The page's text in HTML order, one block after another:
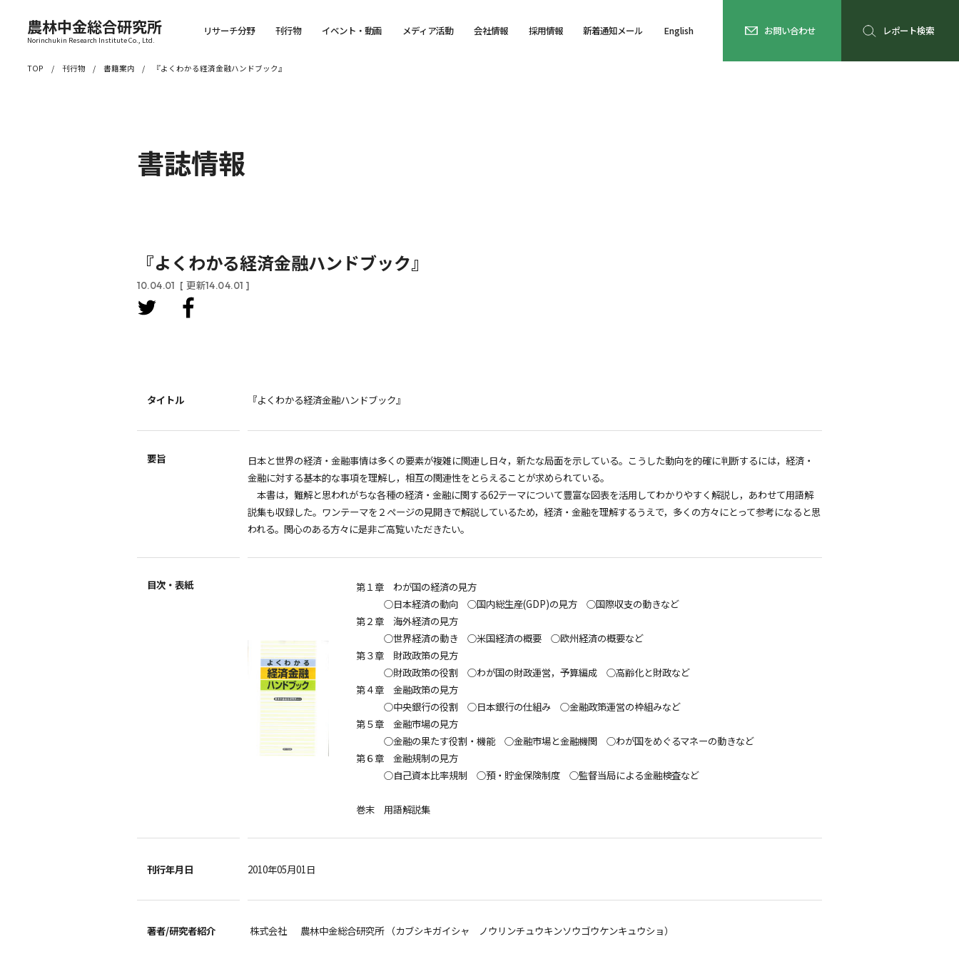
農林中金総合研究所
Norinchukin Research Institute Co., Ltd.
リサーチ分野 刊行物 イベント・動画 メディア活動 会社情報 採用情報 新着通知メール English お問い合わせ レポート検索
TOP 刊行物 書籍案内 『よくわかる経済金融ハンドブック』
書誌情報
『よくわかる経済金融ハンドブック』
10.04.01 [ 更新14.04.01 ]
タイトル 『よくわかる経済金融ハンドブック』
要旨
日本と世界の経済・金融事情は多くの要素が複雑に関連し日々，新たな局面を示している。こうした動向を的確に判断するには，経済・
金融に対する基本的な事項を理解し，相互の関連性をとらえることが求められている。
本書は，難解と思われがちな各種の経済・金融に関する62テーマについて豊富な図表を活用してわかりやすく解説し，あわせて用語解
説集も収録した。ワンテーマを２ページの見開きで解説しているため，経済・金融を理解するうえで，多くの方々にとって参考になると思
われる。関心のある方々に是非ご高覧いただきたい。
目次・表紙
第１章 わが国の経済の見方
○日本経済の動向 ○国内総生産(GDP)の見方 ○国際収支の動きなど
第２章 海外経済の見方
○世界経済の動き ○米国経済の概要 ○欧州経済の概要など
第３章 財政政策の見方
○財政政策の役割 ○わが国の財政運営，予算編成 ○高齢化と財政など
第４章 金融政策の見方
○中央銀行の役割 ○日本銀行の仕組み ○金融政策運営の枠組みなど
第５章 金融市場の見方
○金融の果たす役割・機能 ○金融市場と金融機関 ○わが国をめぐるマネーの動きなど
第６章 金融規制の見方
○自己資本比率規制 ○預・貯金保険制度 ○監督当局による金融検査など
巻末 用語解説集
刊行年月日 2010年05月01日
著者/研究者紹介 株式会社 農林中金総合研究所 （カブシキガイシャ ノウリンチュウキンソウゴウケンキュウショ）